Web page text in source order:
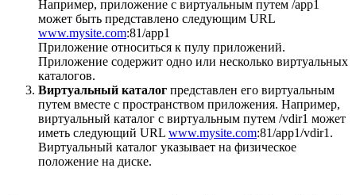
Например, приложение с виртуальным путем /app1
может быть представлено следующим URL
www.mysite.com:81/app1
Приложение относиться к пулу приложений.
Приложение содержит одно или несколько виртуальных
каталогов.
Виртуальный каталог представлен его виртуальным
путем вместе с пространством приложения. Например,
виртуальный каталог с виртуальным путем /vdir1 может
иметь следующий URL www.mysite.com:81/app1/vdir1.
Виртуальный каталог указывает на физическое
положение на диске.